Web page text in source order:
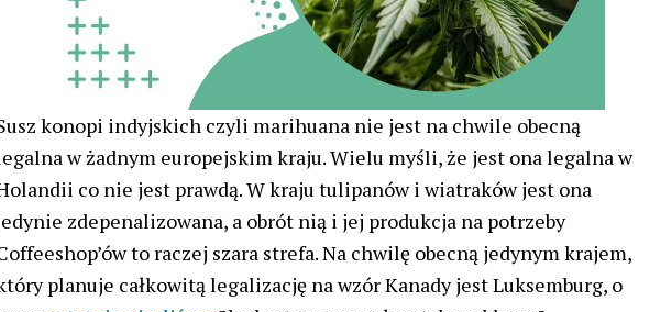
konopi indyjskich czyli marihuana nie jest na chwile obecną
w żadnym europejskim kraju. Wielu myśli, że jest ona legalna w
co nie jest prawdą. W kraju tulipanów i wiatraków jest ona
zdepenalizowana, a obrót nią i jej produkcja na potrzeby
to raczej szara strefa. Na chwilę obecną jedynym krajem,
planuje całkowitą legalizację na wzór Kanady jest Luksemburg, o